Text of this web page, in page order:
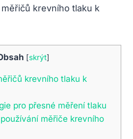
[skrýt]
krevního tlaku k
pro přesné ‍měření tlaku
měřiče krevního